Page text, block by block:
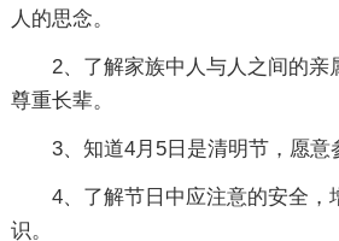
人的思念。
2、了解家族中人与人之间的亲
尊重长辈。
3、知道4月5日是清明节，愿意
4、了解节日中应注意的安全，
识。